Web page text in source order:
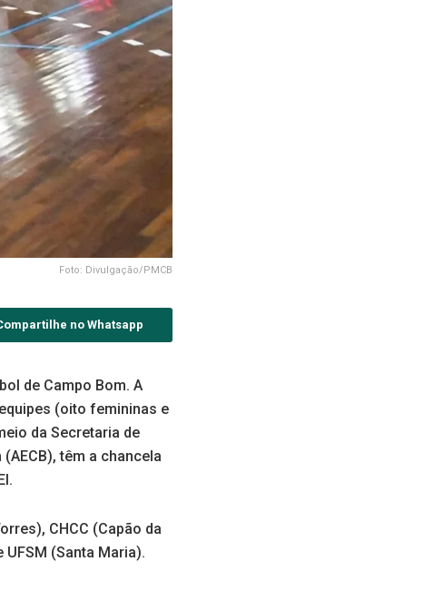
Foto: Divulgação/PMCB
no Whatsapp
de Campo Bom. A
(oito femininas e
da Secretaria de
têm a chancela
CHCC (Capão da
(Santa Maria).